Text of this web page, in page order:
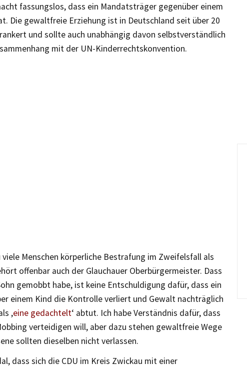
fassungslos, dass ein Mandatsträger gegenüber einem
Die gewaltfreie Erziehung ist in Deutschland seit über 20
und sollte auch unabhängig davon selbstverständlich
mit der UN-Kinderrechtskonvention.
viele Menschen körperliche Bestrafung im Zweifelsfall als
offenbar auch der Glauchauer Oberbürgermeister. Dass
gemobbt habe, ist keine Entschuldigung dafür, dass ein
einem Kind die Kontrolle verliert und Gewalt nachträglich
,eine gedachtelt‘ abtut. Ich habe Verständnis dafür, dass
verteidigen will, aber dazu stehen gewaltfreie Wege
sollten dieselben nicht verlassen.
dass sich die CDU im Kreis Zwickau mit einer